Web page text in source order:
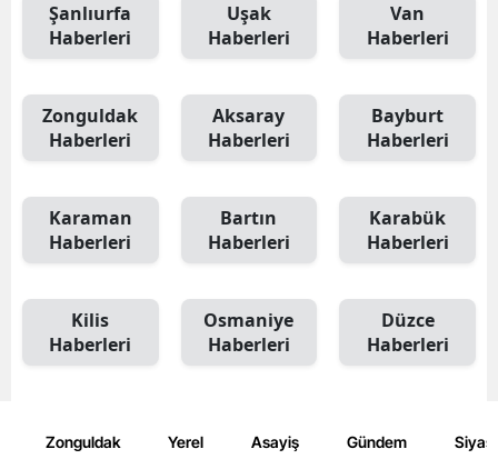
Şanlıurfa
Haberleri
Uşak
Haberleri
Van
Haberleri
Zonguldak
Haberleri
Aksaray
Haberleri
Bayburt
Haberleri
Karaman
Haberleri
Bartın
Haberleri
Karabük
Haberleri
Kilis
Haberleri
Osmaniye
Haberleri
Düzce
Haberleri
Zonguldak Yerel Asayiş Gündem